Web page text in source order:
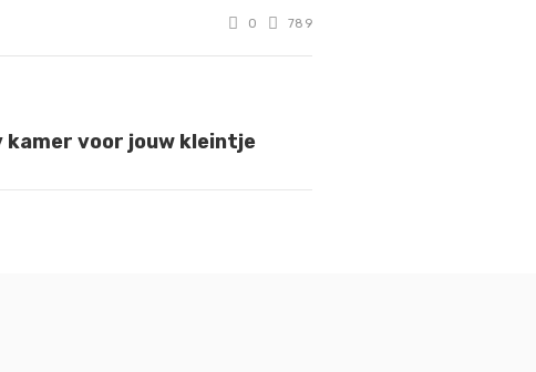
0 789
kamer voor jouw kleintje